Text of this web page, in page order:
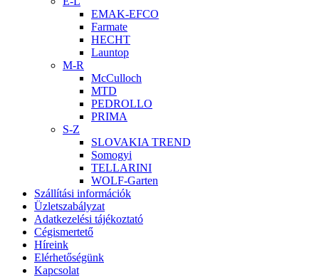
EMAK-EFCO
Farmate
HECHT
Launtop
M-R
McCulloch
MTD
PEDROLLO
PRIMA
S-Z
SLOVAKIA TREND
Somogyi
TELLARINI
WOLF-Garten
Szállítási információk
Üzletszabályzat
Adatkezelési tájékoztató
Cégismertető
Híreink
Elérhetőségünk
Kapcsolat